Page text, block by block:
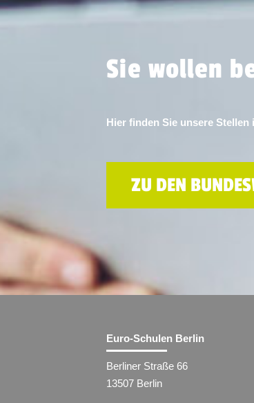
Sie wollen
Hier finden Sie unsere Stellen
ZU DEN
Euro-Schulen Berlin
Berliner Straße 66
13507 Berlin